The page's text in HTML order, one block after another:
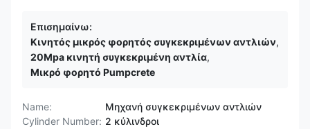
Επισημαίνω:
Κινητός μικρός φορητός συγκεκριμένων αντλιών,
20Mpa κινητή συγκεκριμένη αντλία,
Μικρό φορητό Pumpcrete
Name:
Μηχανή συγκεκριμένων αντλιών
Cylinder Number: 2 κύλινδροι